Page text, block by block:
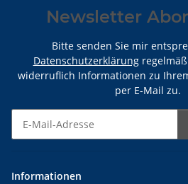
Newsletter
Bitte senden Sie mir
Datenschutzerklärung
widerruflich Informationen zu
per E-Mail zu.
Informationen